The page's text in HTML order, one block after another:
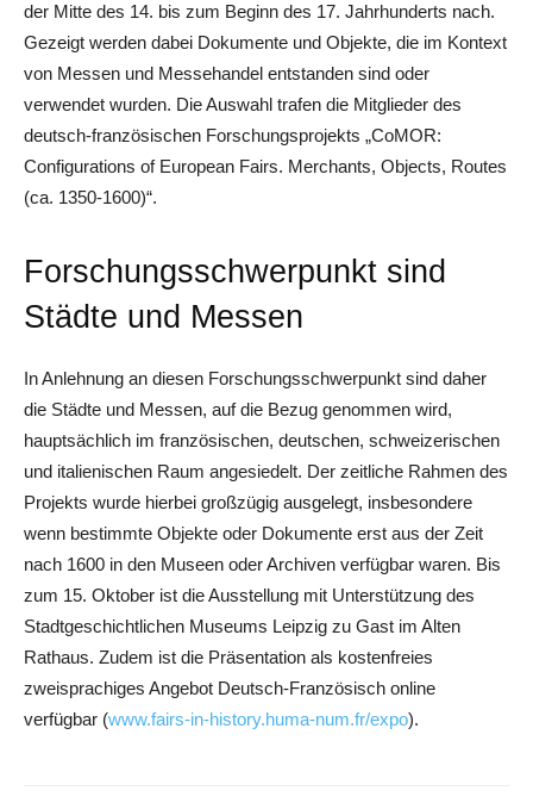
der Mitte des 14. bis zum Beginn des 17. Jahrhunderts nach.
Gezeigt werden dabei Dokumente und Objekte, die im Kontext
von Messen und Messehandel entstanden sind oder
verwendet wurden. Die Auswahl trafen die Mitglieder des
deutsch-französischen Forschungsprojekts „CoMOR:
Configurations of European Fairs. Merchants, Objects, Routes
(ca. 1350-1600)“.
Forschungsschwerpunkt sind
Städte und Messen
In Anlehnung an diesen Forschungsschwerpunkt sind daher
die Städte und Messen, auf die Bezug genommen wird,
hauptsächlich im französischen, deutschen, schweizerischen
und italienischen Raum angesiedelt. Der zeitliche Rahmen des
Projekts wurde hierbei großzügig ausgelegt, insbesondere
wenn bestimmte Objekte oder Dokumente erst aus der Zeit
nach 1600 in den Museen oder Archiven verfügbar waren. Bis
zum 15. Oktober ist die Ausstellung mit Unterstützung des
Stadtgeschichtlichen Museums Leipzig zu Gast im Alten
Rathaus. Zudem ist die Präsentation als kostenfreies
zweisprachiges Angebot Deutsch-Französisch online
verfügbar (www.fairs-in-history.huma-num.fr/expo).